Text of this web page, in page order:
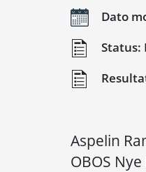
Dato
Status:
Aspelin
OBOS